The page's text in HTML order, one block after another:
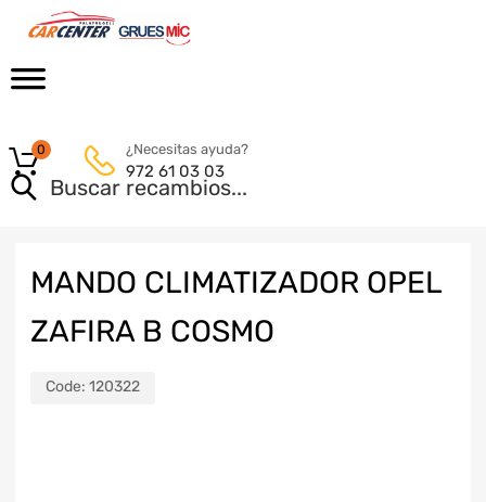
¿Necesitas ayuda?
972 61 03 03
0
MANDO CLIMATIZADOR OPEL
ZAFIRA B COSMO
Code: 120322